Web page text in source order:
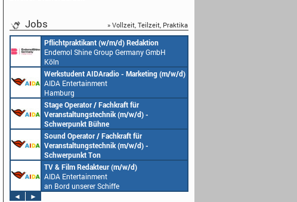
Jobs » Vollzeit, Teilzeit, Praktika
Pflichtpraktikant (w/m/d) Redaktion
Endemol Shine Group Germany GmbH
Werkstudent AIDAradio - Marketing (m/w/d)
AIDA Entertainment
Stage Operator / Fachkraft für
Veranstaltungstechnik (m/w/d) -
Schwerpunkt Bühne
AIDA Entertainment
an Bord unserer Schiffe
Sound Operator / Fachkraft für
Veranstaltungstechnik (m/w/d) -
Schwerpunkt Ton
AIDA Entertainment
an Bord unserer Schiffe
TV & Film Redakteur (m/w/d)
AIDA Entertainment
an Bord unserer Schiffe
Köln
Senior Video Producer/ 1st TV
◄
►